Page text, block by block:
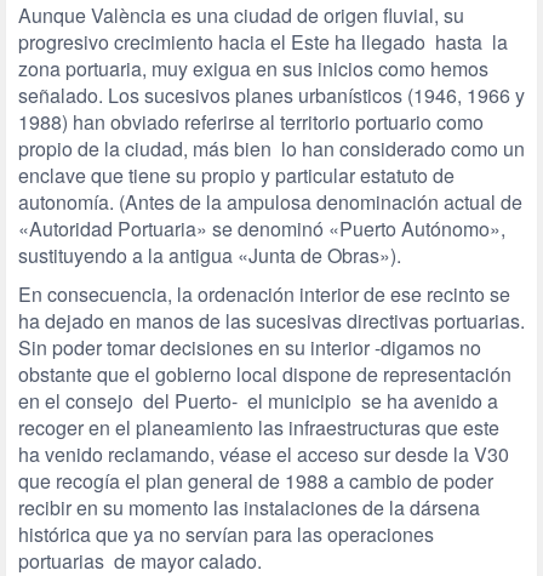
Aunque València es una ciudad de origen fluvial, su
progresivo crecimiento hacia el Este ha llegado hasta la
zona portuaria, muy exigua en sus inicios como hemos
señalado. Los sucesivos planes urbanísticos (1946, 1966 y
1988) han obviado referirse al territorio portuario como
propio de la ciudad, más bien lo han considerado como un
enclave que tiene su propio y particular estatuto de
autonomía. (Antes de la ampulosa denominación actual de
«Autoridad Portuaria» se denominó «Puerto Autónomo»,
sustituyendo a la antigua «Junta de Obras»).
En consecuencia, la ordenación interior de ese recinto se
ha dejado en manos de las sucesivas directivas portuarias.
Sin poder tomar decisiones en su interior -digamos no
obstante que el gobierno local dispone de representación
en el consejo del Puerto- el municipio se ha avenido a
recoger en el planeamiento las infraestructuras que este
ha venido reclamando, véase el acceso sur desde la V30
que recogía el plan general de 1988 a cambio de poder
recibir en su momento las instalaciones de la dársena
histórica que ya no servían para las operaciones
portuarias de mayor calado.